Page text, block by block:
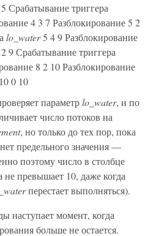
Срабатывание триггера
4 3 7 Разблокирование 5 2
lo_water5 4 9 Разблокирование
9 Срабатывание триггера
8 2 10 Разблокирование
0 10
параметрlo_water, и по
число потоков на
, но только до тех пор, пока
предельного значения —
поэтому число в столбце
не превышает 10, даже когда
перестает выполняться).
наступает момент, когда
больше не остается.